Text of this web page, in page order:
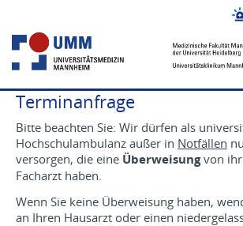
Terminanfrage
Bitte beachten Sie: Wir dürfen als
Hochschulambulanz außer in Notfällen
versorgen, die eine Überweisungvon
Facharzt haben.
Wenn Sie keine Überweisung haben,
an Ihren Hausarzt oder einen